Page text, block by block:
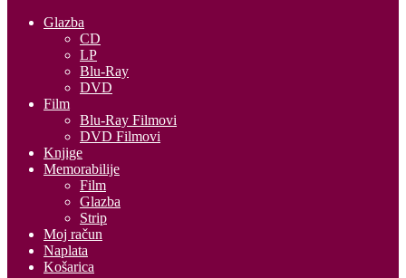
Glazba
CD
LP
Blu-Ray
DVD
Film
Blu-Ray Filmovi
DVD Filmovi
Knjige
Memorabilije
Film
Glazba
Strip
Moj račun
Naplata
Košarica